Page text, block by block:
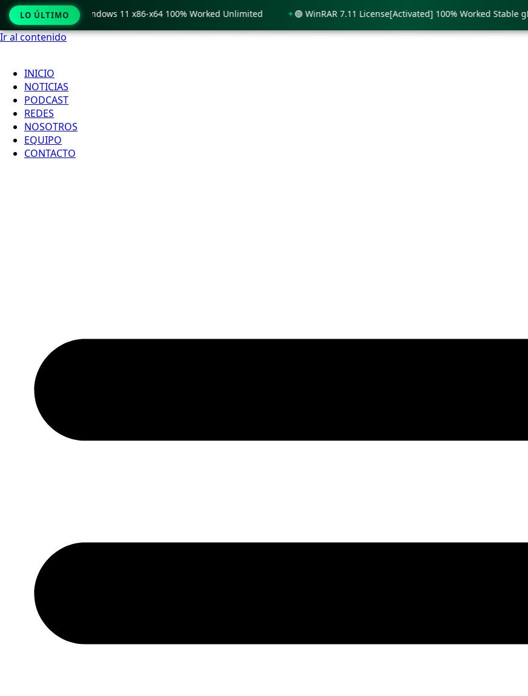
Ir al contenido
INICIO
NOTICIAS
PODCAST
REDES
NOSOTROS
EQUIPO
CONTACTO
LO ÚLTIMO
Crack only Windows 11 x86-x64 100% Worked Unlimited 🟢 WinRAR 7.11 License[Activated] 100% Worked Stable gDrive